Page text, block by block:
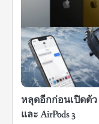
หลุดอีกก่อนเปิดตัว ส
และ AirPods 3